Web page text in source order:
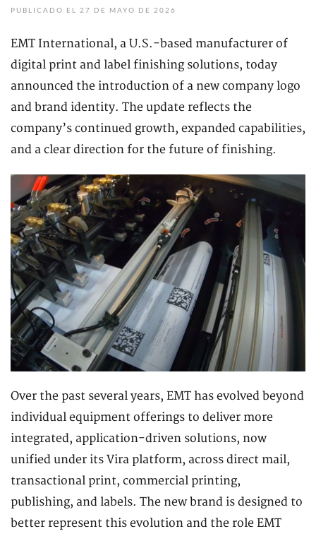
PUBLICADO EL 27 DE MAYO DE 2026
EMT International, a U.S.-based manufacturer of
digital print and label finishing solutions, today
announced the introduction of a new company logo
and brand identity. The update reflects the
company’s continued growth, expanded capabilities,
and a clear direction for the future of finishing.
Over the past several years, EMT has evolved beyond
individual equipment offerings to deliver more
integrated, application-driven solutions, now
unified under its Vira platform, across direct mail,
transactional print, commercial printing,
publishing, and labels. The new brand is designed to
better represent this evolution and the role EMT